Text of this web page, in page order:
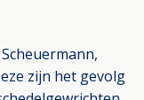
zijn het gevolg